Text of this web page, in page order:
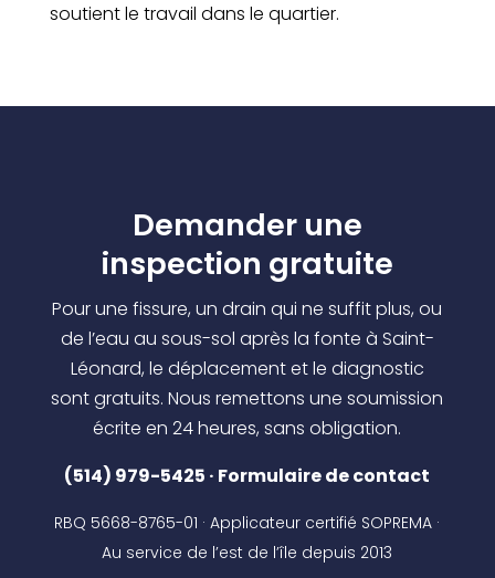
soutient le travail dans le quartier.
Demander une
inspection gratuite
Pour une fissure, un drain qui ne suffit plus, ou
de l’eau au sous-sol après la fonte à Saint-
Léonard, le déplacement et le diagnostic
sont gratuits. Nous remettons une soumission
écrite en 24 heures, sans obligation.
(514) 979-5425 · Formulaire de contact
RBQ 5668-8765-01 · Applicateur certifié SOPREMA ·
Au service de l’est de l’île depuis 2013